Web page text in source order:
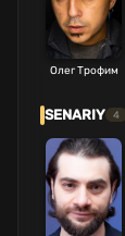
Олег Трофим
SENARIY 4